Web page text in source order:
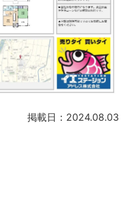
掲載日：2024.08.03